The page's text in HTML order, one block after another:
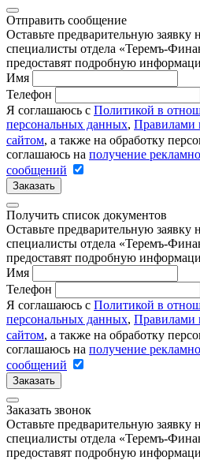
Отправить сообщение
Оставьте предварительную заявку
специалисты отдела «Теремъ-
предоставят подробную
Имя
Телефон
Я соглашаюсь с Политикой в
персональных данных, Правилами
сайтом, а также на обработку
соглашаюсь на получение
сообщений
Заказать
Получить список документов
Оставьте предварительную заявку
специалисты отдела «Теремъ-
предоставят подробную
Имя
Телефон
Я соглашаюсь с Политикой в
персональных данных, Правилами
сайтом, а также на обработку
соглашаюсь на получение
сообщений
Заказать
Заказать звонок
Оставьте предварительную заявку
специалисты отдела «Теремъ-
предоставят подробную